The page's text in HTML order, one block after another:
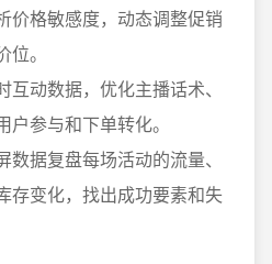
价格敏感度，动态调整促销
。
动数据，优化主播话术、
参与和下单转化。
据复盘每场活动的流量、
存变化，找出成功要素和失